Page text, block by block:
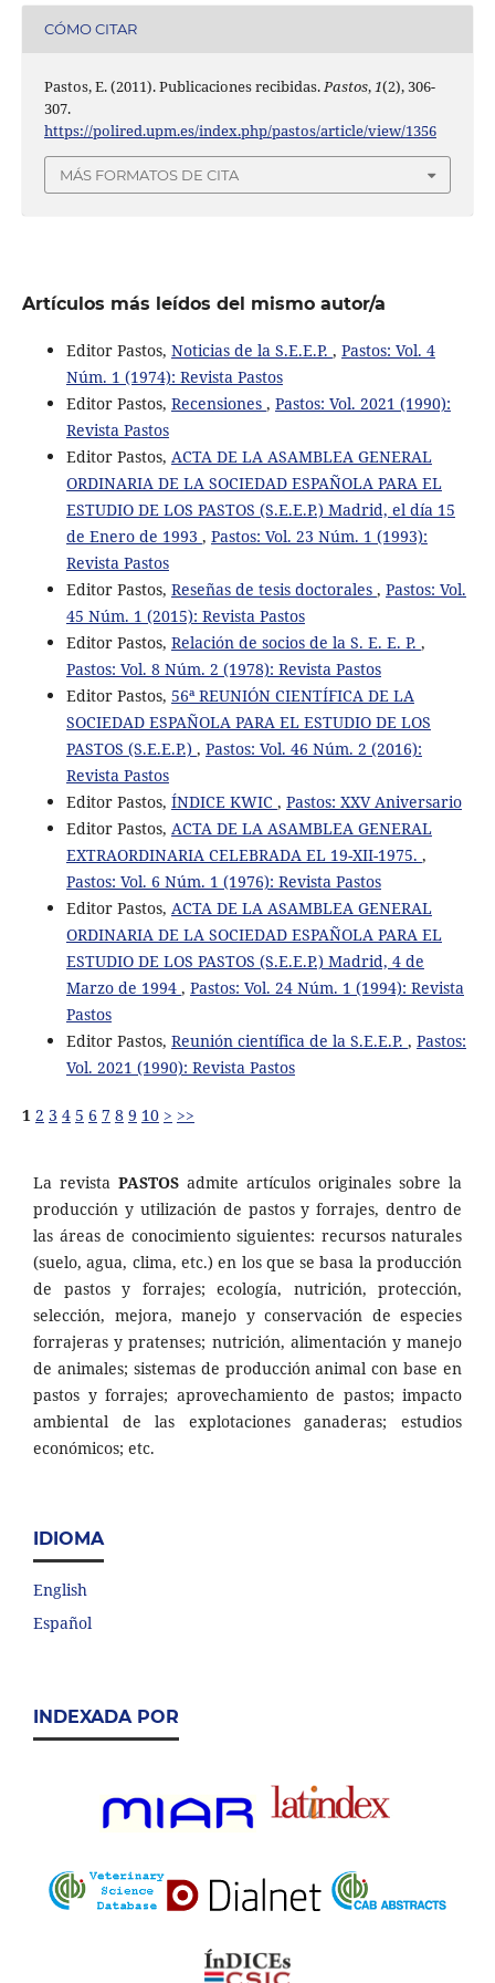
CÓMO CITAR
Pastos, E. (2011). Publicaciones recibidas.Pastos,1(2), 306-
307.
https://polired.upm.es/index.php/pastos/article/view/1356
MÁS FORMATOS DE CITA
Artículos más leídos del mismo autor/a
Editor Pastos, Noticias de la S.E.E.P. , Pastos: Vol. 4
Núm. 1 (1974): Revista Pastos
Editor Pastos, Recensiones , Pastos: Vol. 2021 (1990):
Revista Pastos
Editor Pastos, ACTA DE LA ASAMBLEA GENERAL
ORDINARIA DE LA SOCIEDAD ESPAÑOLA PARA EL
ESTUDIO DE LOS PASTOS (S.E.E.P.) Madrid, el día 15
de Enero de 1993 , Pastos: Vol. 23 Núm. 1 (1993):
Revista Pastos
Editor Pastos, Reseñas de tesis doctorales , Pastos: Vol.
45 Núm. 1 (2015): Revista Pastos
Editor Pastos, Relación de socios de la S. E. E. P. ,
Pastos: Vol. 8 Núm. 2 (1978): Revista Pastos
Editor Pastos, 56ª REUNIÓN CIENTÍFICA DE LA
SOCIEDAD ESPAÑOLA PARA EL ESTUDIO DE LOS
PASTOS (S.E.E.P.) , Pastos: Vol. 46 Núm. 2 (2016):
Revista Pastos
Editor Pastos, ÍNDICE KWIC , Pastos: XXV Aniversario
Editor Pastos, ACTA DE LA ASAMBLEA GENERAL
EXTRAORDINARIA CELEBRADA EL 19-XII-1975. ,
Pastos: Vol. 6 Núm. 1 (1976): Revista Pastos
Editor Pastos, ACTA DE LA ASAMBLEA GENERAL
ORDINARIA DE LA SOCIEDAD ESPAÑOLA PARA EL
ESTUDIO DE LOS PASTOS (S.E.E.P.) Madrid, 4 de
Marzo de 1994 , Pastos: Vol. 24 Núm. 1 (1994): Revista
Pastos
Editor Pastos, Reunión científica de la S.E.E.P. , Pastos:
Vol. 2021 (1990): Revista Pastos
1 2 3 4 5 6 7 8 9 10 > >>
La revista PASTOS admite artículos originales sobre la
producción y utilización de pastos y forrajes, dentro de
las áreas de conocimiento siguientes: recursos naturales
(suelo, agua, clima, etc.) en los que se basa la producción
de pastos y forrajes; ecología, nutrición, protección,
selección, mejora, manejo y conservación de especies
forrajeras y pratenses; nutrición, alimentación y manejo
de animales; sistemas de producción animal con base en
pastos y forrajes; aprovechamiento de pastos; impacto
ambiental de las explotaciones ganaderas; estudios
económicos; etc.
IDIOMA
English
Español
INDEXADA POR